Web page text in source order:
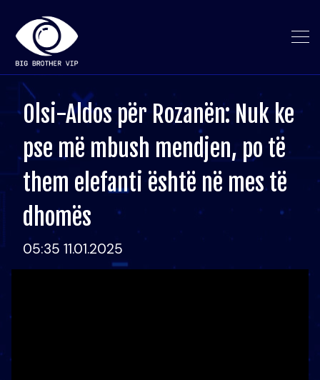
Olsi-Aldos për Rozanën: Nuk ke
pse më mbush mendjen, po të
them elefanti është në mes të
dhomës
05:35 11.01.2025